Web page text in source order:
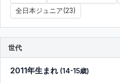
全日本ジュニア(23)
世代
2011年生まれ (14-15歳)